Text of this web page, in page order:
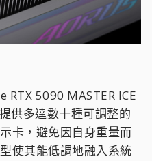
RTX 5090 MASTER ICE
供多達數十種可調整的
卡，避免因自身重量而
使其能低調地融入系統